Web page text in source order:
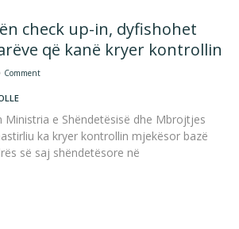
check up-in, dyfishohet
që kanë kryer kontrollin
Comment
Ministria e Shëndetësisë dhe Mbrojtjes
ka kryer kontrollin mjekësor bazë
së saj shëndetësore në